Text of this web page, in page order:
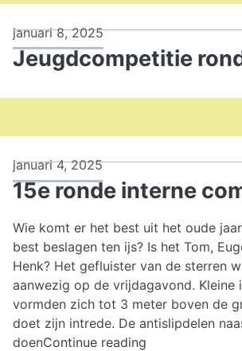
januari 8, 2025
Jeugdcompetitie
januari 4, 2025
15e ronde interne
Wie komt er het best uit het oude
best beslagen ten ijs? Is het Tom,
Henk? Het gefluister van de sterren
aanwezig op de vrijdagavond. Kleine
vormden zich tot 3 meter boven de
doet zijn intrede. De antislipdelen
doenContinue reading